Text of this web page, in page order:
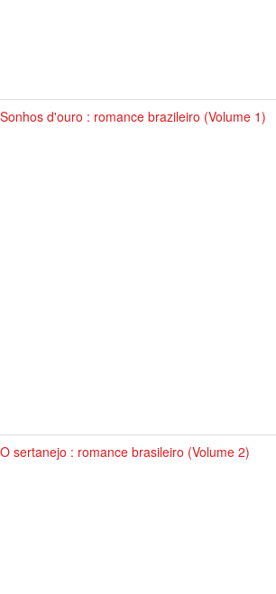
Sonhos d'ouro : romance brazileiro (Volume 1)
O sertanejo : romance brasileiro (Volume 2)